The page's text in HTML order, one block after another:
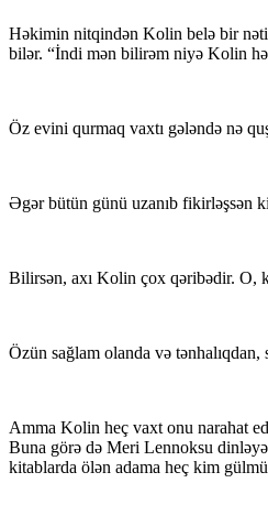
Həkimin nitqindən Kolin belə bir
bilər. “İndi mən bilirəm niyə Kolin
Öz evini qurmaq vaxtı gələndə nə
Əgər bütün günü uzanıb fikirləşsən
Bilirsən, axı Kolin çox qəribədir. O,
Özün sağlam olanda və tənhalıqdan,
Amma Kolin heç vaxt onu narahat
Buna görə də Meri Lennoksu
kitablarda ölən adama heç kim